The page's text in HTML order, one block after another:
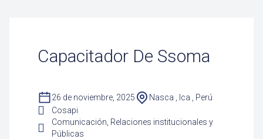
Capacitador De Ssoma
26 de noviembre, 2025
Nasca , Ica , Perú
Cosapi
Comunicación, Relaciones institucionales y
Públicas